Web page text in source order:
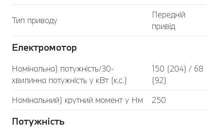
Тип приводу
Передній
привід
Електромотор
Номінальна) потужність/30-
хвилинна потужність у кВт (к.с.)
150 (204) / 68
(92)
Номінальний) крутний момент у Нм
250
Потужність